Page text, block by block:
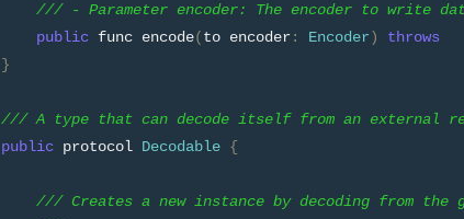
/// - Parameter encoder: The encoder to write
public func encode(to encoder: Encoder)
throws
}
/// A type that can decode itself from an external
public protocol Decodable {
/// Creates a new instance by decoding from the